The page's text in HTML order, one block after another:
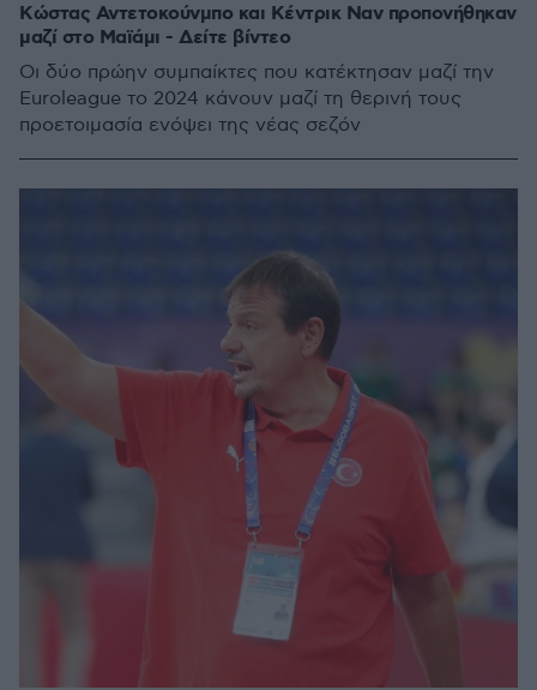
Κώστας Αντετοκούνμπο και Κέντρικ Ναν προπονήθηκαν
μαζί στο Μαϊάμι - Δείτε βίντεο
Οι δύο πρώην συμπαίκτες που κατέκτησαν μαζί την
Euroleague το 2024 κάνουν μαζί τη θερινή τους
προετοιμασία ενόψει της νέας σεζόν